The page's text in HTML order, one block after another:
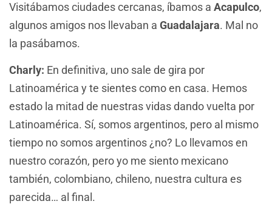
Visitábamos ciudades cercanas, íbamos a Acapulco,
algunos amigos nos llevaban a Guadalajara. Mal no
la pasábamos.
Charly: En definitiva, uno sale de gira por
Latinoamérica y te sientes como en casa. Hemos
estado la mitad de nuestras vidas dando vuelta por
Latinoamérica. Sí, somos argentinos, pero al mismo
tiempo no somos argentinos ¿no? Lo llevamos en
nuestro corazón, pero yo me siento mexicano
también, colombiano, chileno, nuestra cultura es
parecida… al final.